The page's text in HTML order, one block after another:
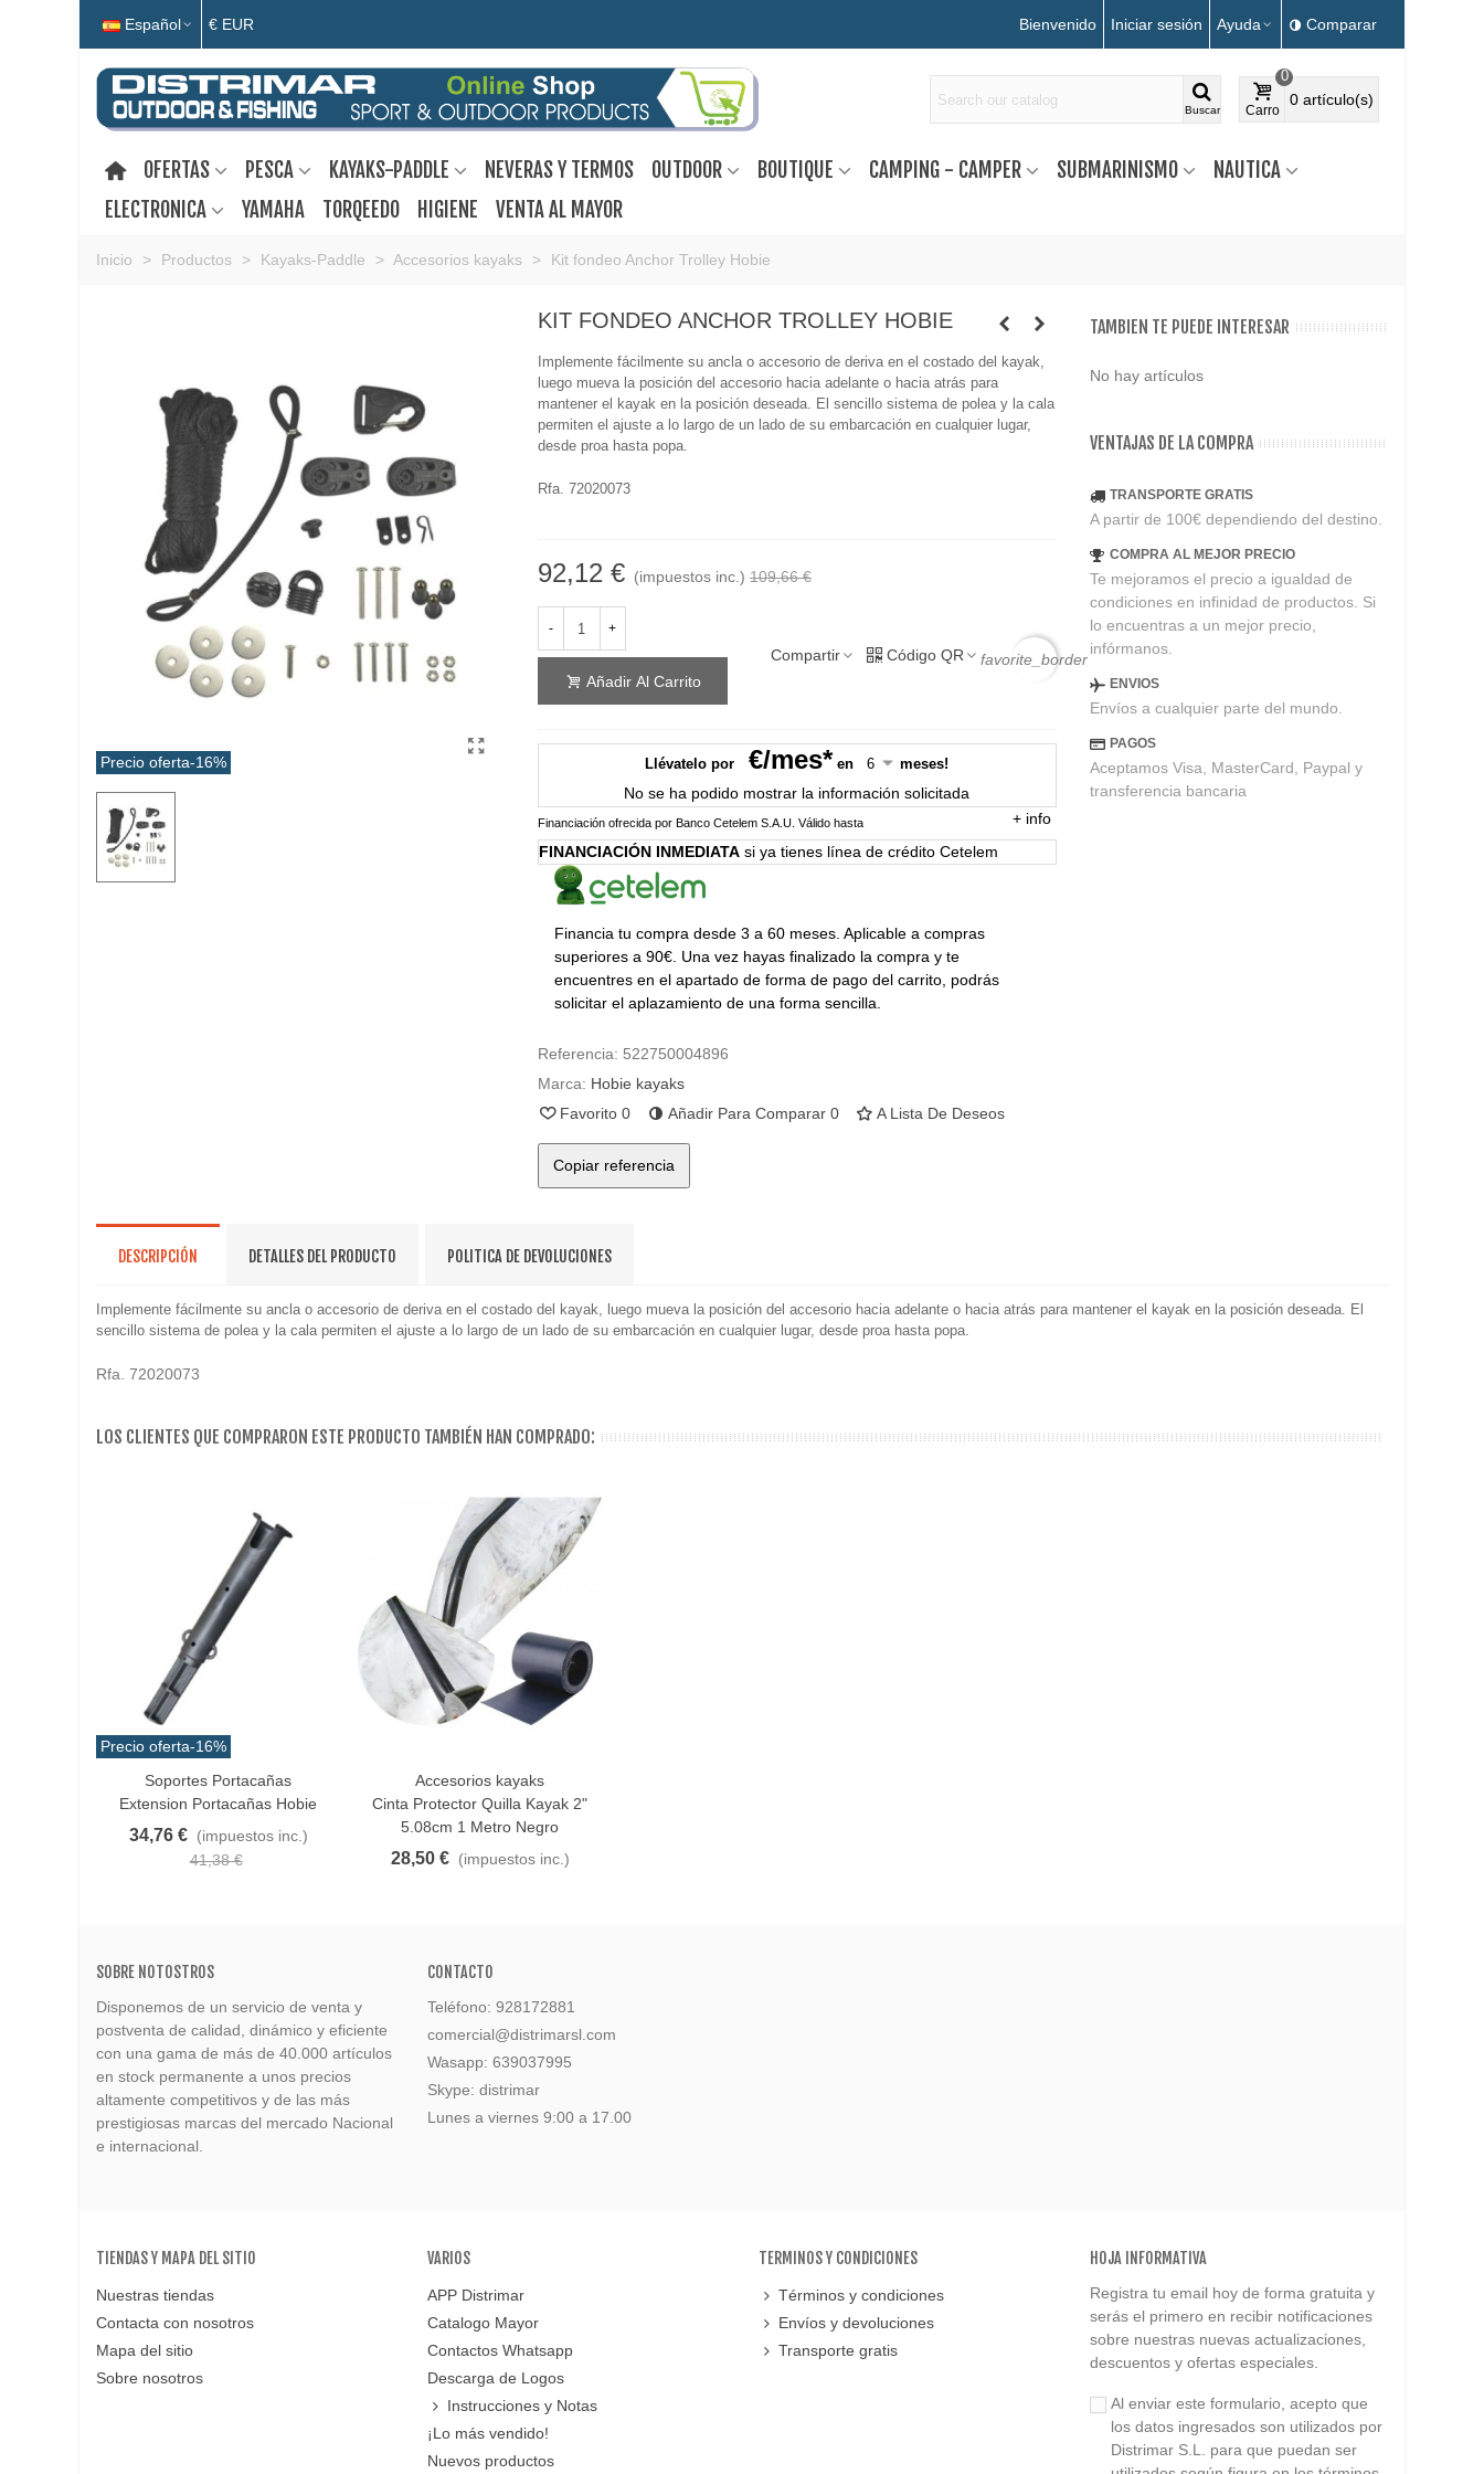
Español € EUR Bienvenido Iniciar sesión Ayuda Comparar
Buscar Carro
0
0 artículo(s)
OFERTAS PESCA KAYAKS-PADDLE NEVERAS Y TERMOS OUTDOOR BOUTIQUE CAMPING - CAMPER SUBMARINISMO
NAUTICA
ELECTRONICA
YAMAHA TORQEEDO HIGIENE VENTA AL MAYOR
Inicio > Productos > Kayaks-Paddle > Accesorios kayaks > Kit fondeo Anchor Trolley Hobie
Precio oferta-16%
KIT FONDEO ANCHOR TROLLEY HOBIE
Implemente fácilmente su ancla o accesorio de deriva en el costado del kayak,
luego mueva la posición del accesorio hacia adelante o hacia atrás para
mantener el kayak en la posición deseada. El sencillo sistema de polea y la cala
permiten el ajuste a lo largo de un lado de su embarcación en cualquier lugar,
desde proa hasta popa.
Rfa. 72020073
92,12 € (impuestos inc.) 109,66 €
- +
Añadir Al Carrito
Compartir Código QR favorite_border
Llévatelo por €/mes* en meses!
No se ha podido mostrar la información solicitada
Financiación ofrecida por Banco Cetelem S.A.U. Válido hasta + info
FINANCIACIÓN INMEDIATAsi ya tienes línea de crédito Cetelem
Financia tu compra desde 3 a 60 meses. Aplicable a compras
superiores a 90€. Una vez hayas finalizado la compra y te
encuentres en el apartado de forma de pago del carrito, podrás
solicitar el aplazamiento de una forma sencilla.
Referencia: 522750004896
Marca: Hobie kayaks
Favorito 0 Añadir Para Comparar 0 A Lista De Deseos
Copiar referencia
TAMBIEN TE PUEDE INTERESAR
No hay artículos
VENTAJAS DE LA COMPRA
TRANSPORTE GRATIS
A partir de 100€ dependiendo del destino.
COMPRA AL MEJOR PRECIO
Te mejoramos el precio a igualdad de
condiciones en infinidad de productos. Si
lo encuentras a un mejor precio,
infórmanos.
ENVIOS
Envíos a cualquier parte del mundo.
PAGOS
Aceptamos Visa, MasterCard, Paypal y
transferencia bancaria
DESCRIPCIÓN DETALLES DEL PRODUCTO POLITICA DE DEVOLUCIONES
Implemente fácilmente su ancla o accesorio de deriva en el costado del kayak, luego mueva la posición del accesorio hacia adelante o hacia atrás para mantener el kayak en la posición deseada. El
sencillo sistema de polea y la cala permiten el ajuste a lo largo de un lado de su embarcación en cualquier lugar, desde proa hasta popa.
Rfa. 72020073
LOS CLIENTES QUE COMPRARON ESTE PRODUCTO TAMBIÉN HAN COMPRADO:
Precio oferta-16%
Añadir Al Carrito
Soportes Portacañas
Extension Portacañas Hobie
34,76 € (impuestos inc.)
41,38 €
Añadir Al Carrito
Accesorios kayaks
Cinta Protector Quilla Kayak 2"
5.08cm 1 Metro Negro
28,50 € (impuestos inc.)
SOBRE NOTOSTROS
Disponemos de un servicio de venta y
postventa de calidad, dinámico y eficiente
con una gama de más de 40.000 artículos
en stock permanente a unos precios
altamente competitivos y de las más
prestigiosas marcas del mercado Nacional
e internacional.
CONTACTO
Teléfono: 928172881
comercial@distrimarsl.com
Wasapp: 639037995
Skype: distrimar
Lunes a viernes 9:00 a 17.00
TIENDAS Y MAPA DEL SITIO
Nuestras tiendas
Contacta con nosotros
Mapa del sitio
Sobre nosotros
VARIOS
APP Distrimar
Catalogo Mayor
Contactos Whatsapp
Descarga de Logos
Instrucciones y Notas
¡Lo más vendido!
Nuevos productos
TERMINOS Y CONDICIONES
Términos y condiciones
Envíos y devoluciones
Transporte gratis
HOJA INFORMATIVA
Registra tu email hoy de forma gratuita y
serás el primero en recibir notificaciones
sobre nuestras nuevas actualizaciones,
descuentos y ofertas especiales.
Al enviar este formulario, acepto que
los datos ingresados son utilizados por
Distrimar S.L. para que puedan ser